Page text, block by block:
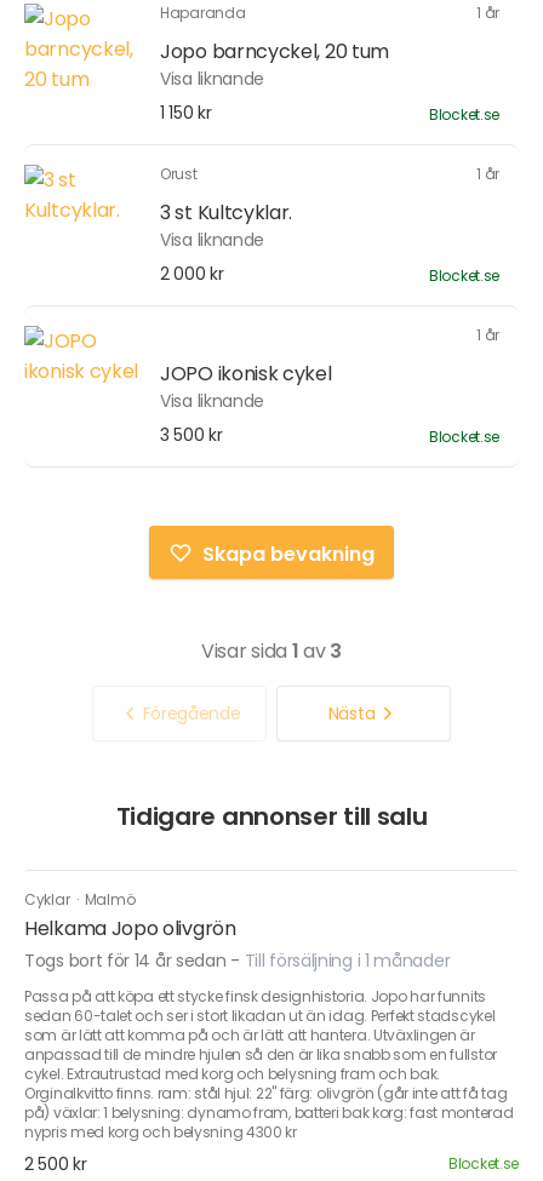
Haparanda 1 år
Jopo barncyckel, 20 tum
Visa liknande
1 150 kr
Blocket.se
Orust 1 år
3 st Kultcyklar.
Visa liknande
2 000 kr
Blocket.se
1 år
JOPO ikonisk cykel
Visa liknande
3 500 kr
Blocket.se
Skapa bevakning
Visar sida 1av3
Föregående Nästa
Tidigare annonser till salu
Cyklar · Malmö
Helkama Jopo olivgrön
Togs bort för 14 år sedan - Till försäljning i 1 månader
Passa på att köpa ett stycke finsk designhistoria. Jopo har funnits
sedan 60-talet och ser i stort likadan ut än idag. Perfekt stadscykel
som är lätt att komma på och är lätt att hantera. Utväxlingen är
anpassad till de mindre hjulen så den är lika snabb som en fullstor
cykel. Extrautrustad med korg och belysning fram och bak.
Orginalkvitto finns. ram: stål hjul: 22" färg: olivgrön (går inte att få tag
på) växlar: 1 belysning: dynamo fram, batteri bak korg: fast monterad
nypris med korg och belysning 4300 kr
2 500 kr Blocket.se